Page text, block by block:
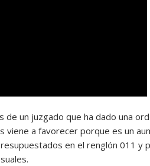
de un juzgado que ha dado una
a favorecer porque es un
en el renglón 011 y